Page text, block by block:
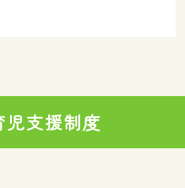
児支援制度